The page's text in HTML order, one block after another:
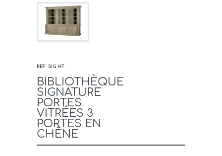
REF: SIG HT
BIBLIOTHÈQUE
SIGNATURE
PORTES
VITRÉES 3
PORTES EN
CHÊNE